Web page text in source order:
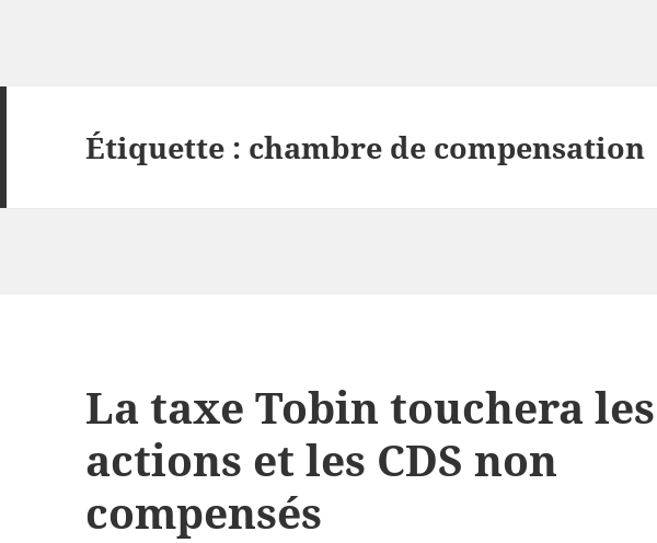
Étiquette : chambre de compensation
La taxe Tobin touchera les
actions et les CDS non
compensés